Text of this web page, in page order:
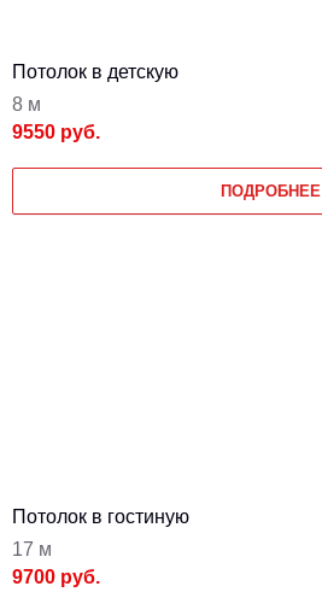
Потолок в детскую
8 м
9550 руб.
ПОДРОБНЕЕ
Потолок в гостиную
17 м
9700 руб.